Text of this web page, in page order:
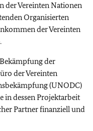
der Vereinten Nationen
Organisierten
der Vereinten
der
der Vereinten
(UNODC)
in dessen Projektarbeit
Partner finanziell und